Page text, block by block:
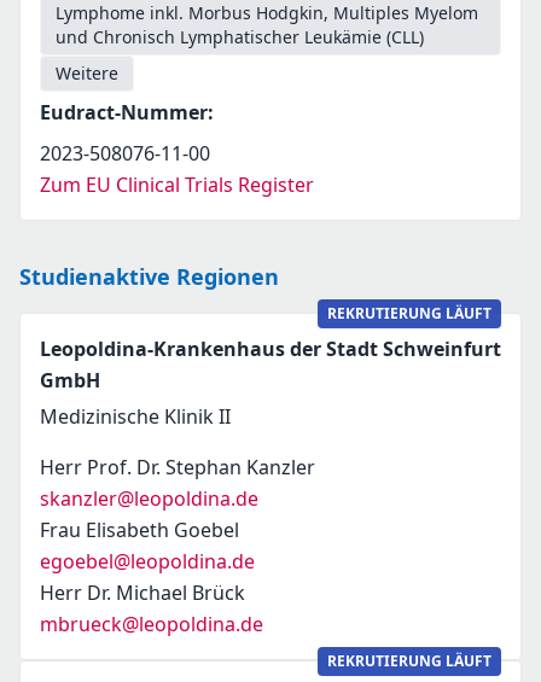
Lymphome inkl. Morbus Hodgkin, Multiples Myelom
und Chronisch Lymphatischer Leukämie (CLL)
Weitere
Eudract-Nummer:
2023-508076-11-00
Zum EU Clinical Trials Register
Studienaktive Regionen
REKRUTIERUNG LÄUFT
Leopoldina-Krankenhaus der Stadt Schweinfurt
GmbH
Medizinische Klinik II
Herr Prof. Dr. Stephan Kanzler
skanzler@leopoldina.de
Frau Elisabeth Goebel
egoebel@leopoldina.de
Herr Dr. Michael Brück
mbrueck@leopoldina.de
REKRUTIERUNG LÄUFT